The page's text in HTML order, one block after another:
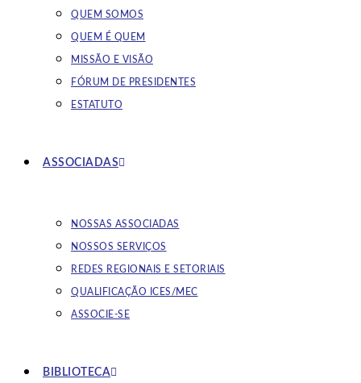
QUEM SOMOS
QUEM É QUEM
MISSÃO E VISÃO
FÓRUM DE PRESIDENTES
ESTATUTO
ASSOCIADAS
NOSSAS ASSOCIADAS
NOSSOS SERVIÇOS
REDES REGIONAIS E SETORIAIS
QUALIFICAÇÃO ICES/MEC
ASSOCIE-SE
BIBLIOTECA